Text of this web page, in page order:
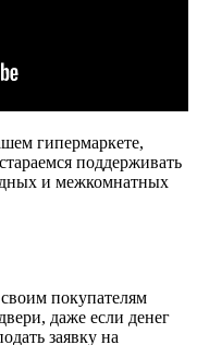
гипермаркете,
поддерживать
и межкомнатных
покупателям
даже если денег
заявку на